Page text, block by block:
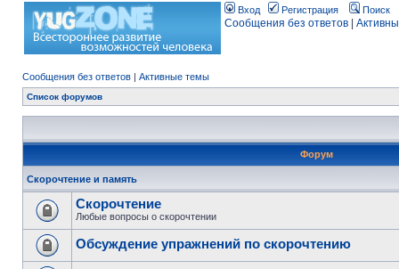
Вход Регистрация Поиск
Сообщения без ответов
Сообщения без ответов | Активные темы
Список форумов
Форум
Скорочтение и память
Скорочтение
Любые вопросы о скорочтении
Обсуждение упражнений по скорочтению